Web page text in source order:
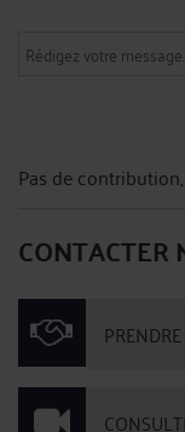
Pas de
CONTACTER